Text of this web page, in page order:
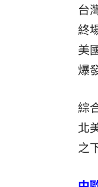
台
終
美
爆
綜
北
之